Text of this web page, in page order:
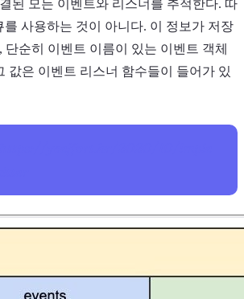
된 모든 이벤트와 리스너를 추적한다. 따
를 사용하는 것이 아니다. 이 정보가 저장
단순히 이벤트 이름이 있는 이벤트 객체
값은 이벤트 리스너 함수들이 들어가 있